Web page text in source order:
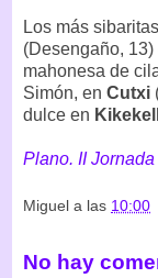
Los más
(Desengaño,
mahonesa de
Simón, en Cutxi
dulce en
Plano. II
Miguel a las 10:00
No hay